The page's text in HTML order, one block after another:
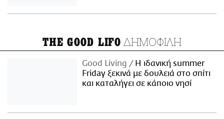
THE GOOD LIFO ΔΗΜΟΦΙΛΗ
Good Living
Η ιδανική summer
Friday ξεκινά με δουλειά στο σπίτι
και καταλήγει σε κάποιο νησί